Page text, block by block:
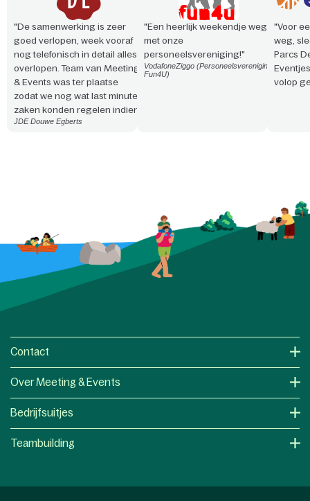
"De samenwerking is zeer
goed verlopen, week vooraf
nog telefonisch in detail alles
overlopen. Team van Meeting
& Events was ter plaatse
zodat we nog wat last minute
zaken konden regelen indien
nodig. Vriendelijke en
JDE Douwe Egberts
"Een heerlijk weekendje weg
met onze
personeelsvereniging!"
VodafoneZiggo (Personeelsvereniging
Fun4U)
"Voor
weg,
Parcs
volop
Contact
Over Meeting & Events
Bedrijfsuitjes
Teambuilding